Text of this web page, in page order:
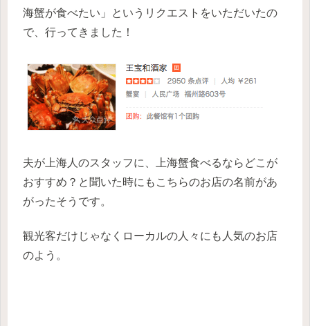
海蟹が食べたい」というリクエストをいただいたの
で、行ってきました！
夫が上海人のスタッフに、上海蟹食べるならどこが
おすすめ？と聞いた時にもこちらのお店の名前があ
がったそうです。
観光客だけじゃなくローカルの人々にも人気のお店
のよう。